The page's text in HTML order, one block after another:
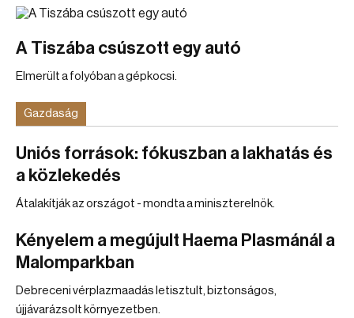
A Tiszába csúszott egy autó
Elmerült a folyóban a gépkocsi.
Gazdaság
Uniós források: fókuszban a lakhatás és
a közlekedés
Átalakítják az országot - mondta a miniszterelnök.
Kényelem a megújult Haema Plasmánál a
Malomparkban
Debreceni vérplazmaadás letisztult, biztonságos,
újjávarázsolt környezetben.